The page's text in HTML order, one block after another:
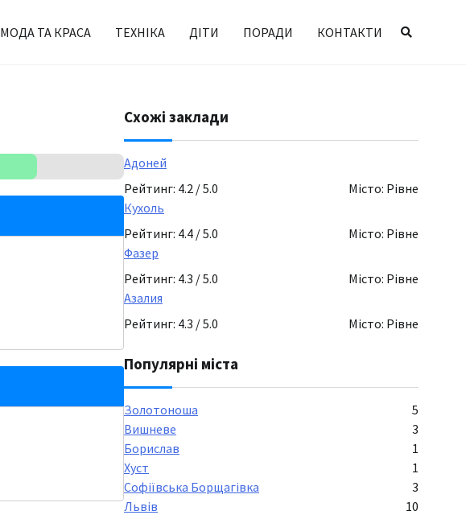
МОДА ТА КРАСА ТЕХНІКА ДІТИ ПОРАДИ КОНТАКТИ
Схожі заклади
Адоней
Рейтинг: 4.2 / 5.0
Місто: Рівне
Кухоль
Рейтинг: 4.4 / 5.0
Місто: Рівне
Фазер
Рейтинг: 4.3 / 5.0
Місто: Рівне
Азалия
Рейтинг: 4.3 / 5.0
Місто: Рівне
Популярні міста
Золотоноша
5
Вишневе
3
Борислав
1
Хуст
1
Софіївська Борщагівка
3
Львів
10